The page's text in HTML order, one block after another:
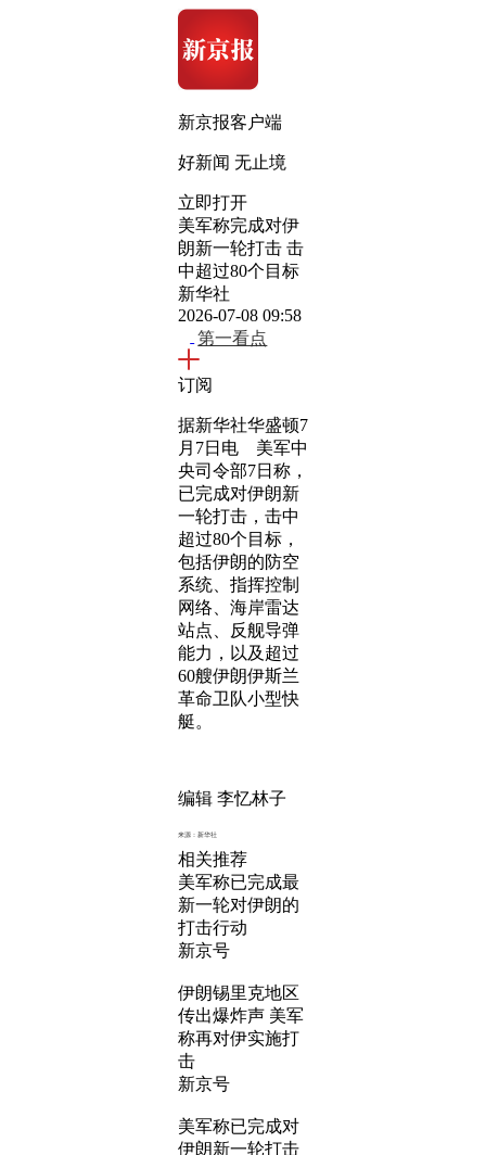
新京报客户端
好新闻 无止境
立即打开
美军称完成对伊
朗新一轮打击 击
中超过80个目标
新华社
2026-07-08 09:58
第一看点
订阅
据新华社华盛顿7
月7日电 美军中
央司令部7日称，
已完成对伊朗新
一轮打击，击中
超过80个目标，
包括伊朗的防空
系统、指挥控制
网络、海岸雷达
站点、反舰导弹
能力，以及超过
60艘伊朗伊斯兰
革命卫队小型快
艇。
编辑 李忆林子
来源：新华社
相关推荐
美军称已完成最
新一轮对伊朗的
打击行动
新京号
伊朗锡里克地区
传出爆炸声 美军
称再对伊实施打
击
新京号
美军称已完成对
伊朗新一轮打击